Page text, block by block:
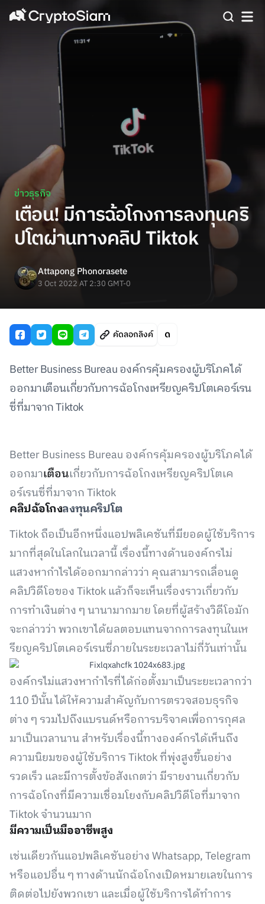
ข่าวธุรกิจ
เตือน! มีการฉ้อโกงการลงทุนคริ
ปโตผ่านทางคลิป Tiktok
Attapong Phonorasete
3 Oct 2022 AT 2:30 GMT-0
คัดลอกลิงค์
Better Business Bureau องค์กรคุ้มครองผู้บริโภคได้
ออกมาเตือนเกี่ยวกับการฉ้อโกงเหรียญคริปโตเคอร์เรน
ซี่ที่มาจาก Tiktok
Better Business Bureau องค์กรคุ้มครองผู้บริโภคได้
ออกมาเตือนเกี่ยวกับการฉ้อโกงเหรียญคริปโตเค
อร์เรนซี่ที่มาจาก Tiktok
คลิปฉ้อโกงลงทุนคริปโต
Tiktok ถือเป็นอีกหนึ่งแอปพลิเคชันที่มียอดผู้ใช้บริการ
มากที่สุดในโลกในเวลานี้ เรื่องนี้ทางด้านองค์กรไม่
แสวงหากำไรได้ออกมากล่าวว่า คุณสามารถเลื่อนดู
คลิปวิดีโอของ Tiktok แล้วก็จะเห็นเรื่องราวเกี่ยวกับ
การทำเงินต่าง ๆ นานามากมาย โดยที่ผู้สร้างวิดีโอมัก
จะกล่าวว่า พวกเขาได้ผลตอบแทนจากการลงทุนในเห
รียญคริปโตเคอร์เรนซี่ภายในระยะเวลาไม่กี่วันเท่านั้น
องค์กรไม่แสวงหากำไรที่ได้ก่อตั้งมาเป็นระยะเวลากว่า
110 ปีนั้น ได้ให้ความสำคัญกับการตรวจสอบธุรกิจ
ต่าง ๆ รวมไปถึงแบรนด์หรือการบริจาคเพื่อการกุศล
มาเป็นเวลานาน สำหรับเรื่องนี้ทางองค์กรได้เห็นถึง
ความนิยมของผู้ใช้บริการ Tiktok ที่พุ่งสูงขึ้นอย่าง
รวดเร็ว และมีการตั้งข้อสังเกตว่า มีรายงานเกี่ยวกับ
การฉ้อโกงที่มีความเชื่อมโยงกับคลิปวิดีโอที่มาจาก
Tiktok จำนวนมาก
มีความเป็นมืออาชีพสูง
เช่นเดียวกันแอปพลิเคชันอย่าง Whatsapp, Telegram
หรือแอปอื่น ๆ ทางด้านนักฉ้อโกงเปิดหมายเลขในการ
ติดต่อไปยังพวกเขา และเมื่อผู้ใช้บริการได้ทำการ